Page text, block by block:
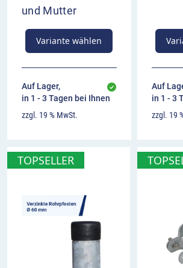
Überblick
Fahrzeuge dürfen das maximale
km/h nicht überschreiten
Aufstellung mit ausreichendem
Risikostrecke
Kombination mit Gefahrzeichen
Zusatzzeichen möglich
und Mutter
Variante wählen
Auf Lager,
in 1 - 3 Tagen bei Ihnen
zzgl. 19 % MwSt.
Auf
in 1 - 3
zzgl. 19
TOPSELLER